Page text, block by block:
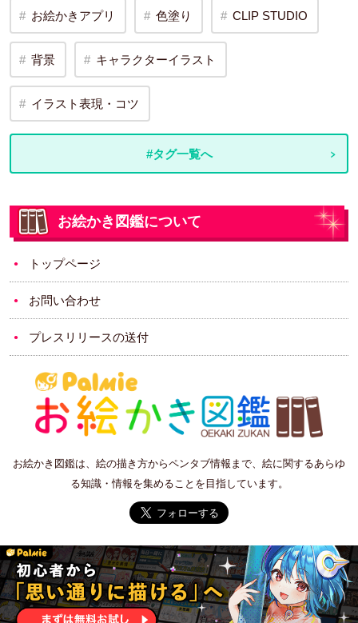
お絵かきアプリ 色塗り CLIP STUDIO
背景 キャラクターイラスト
イラスト表現・コツ
#タグ一覧へ
お絵かき図鑑について
トップページ
お問い合わせ
プレスリリースの送付
お絵かき図鑑は、絵の描き方からペンタブ情報まで、絵に関するあらゆ
る知識・情報を集めることを目指しています。